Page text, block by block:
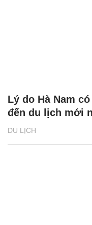
DU LỊCH
Lý do Hà Nam
đến du lịch mới